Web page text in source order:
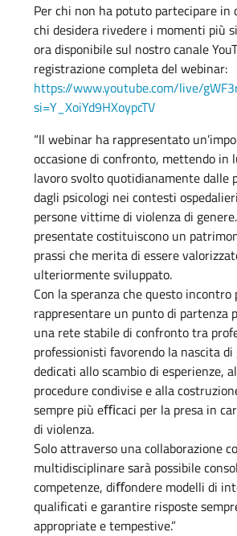
Per chi non ha potuto partecipare
chi desidera rivedere i momenti più
ora disponibile sul nostro canale
registrazione completa del webinar:
https://www.youtube.com/live/
si=Y_XoiYd9HXoypcTV
“Il webinar ha rappresentato
occasione di confronto, mettendo in
lavoro svolto quotidianamente dalle
dagli psicologi nei contesti
persone vittime di violenza di
presentate costituiscono un
prassi che merita di essere
ulteriormente sviluppato.
Con la speranza che questo incontro
rappresentare un punto di partenza
una rete stabile di confronto tra
professionisti favorendo la nascita
dedicati allo scambio di esperienze,
procedure condivise e alla
sempre più eﬃcaci per la presa in
di violenza.
Solo attraverso una collaborazione
multidisciplinare sarà possibile
competenze, diﬀondere modelli di
qualificati e garantire risposte
appropriate e tempestive.”